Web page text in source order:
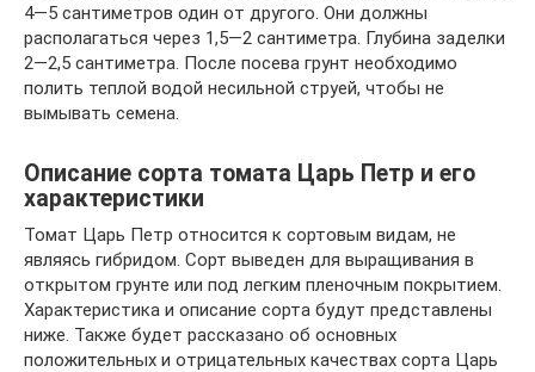
4—5 сантиметров один от другого. Они должны
располагаться через 1,5—2 сантиметра. Глубина заделки
2—2,5 сантиметра. После посева грунт необходимо
полить теплой водой несильной струей, чтобы не
вымывать семена.
Описание сорта томата Царь Петр и его
характеристики
Томат Царь Петр относится к сортовым видам, не
являясь гибридом. Сорт выведен для выращивания в
открытом грунте или под легким пленочным покрытием.
Характеристика и описание сорта будут представлены
ниже. Также будет рассказано об основных
положительных и отрицательных качествах сорта Царь